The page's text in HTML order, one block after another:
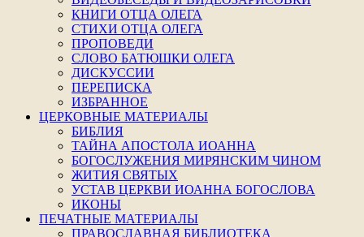
КНИГИ ОТЦА ОЛЕГА
СТИХИ ОТЦА ОЛЕГА
ПРОПОВЕДИ
СЛОВО БАТЮШКИ ОЛЕГА
ДИСКУССИИ
ПЕРЕПИСКА
ИЗБРАННОЕ
ЦЕРКОВНЫЕ МАТЕРИАЛЫ
БИБЛИЯ
ТАЙНА АПОСТОЛА ИОАННА
БОГОСЛУЖЕНИЯ МИРЯНСКИМ ЧИНОМ
ЖИТИЯ СВЯТЫХ
УСТАВ ЦЕРКВИ ИОАННА БОГОСЛОВА
ИКОНЫ
ПЕЧАТНЫЕ МАТЕРИАЛЫ
ПРАВОСЛАВНАЯ БИБЛИОТЕКА